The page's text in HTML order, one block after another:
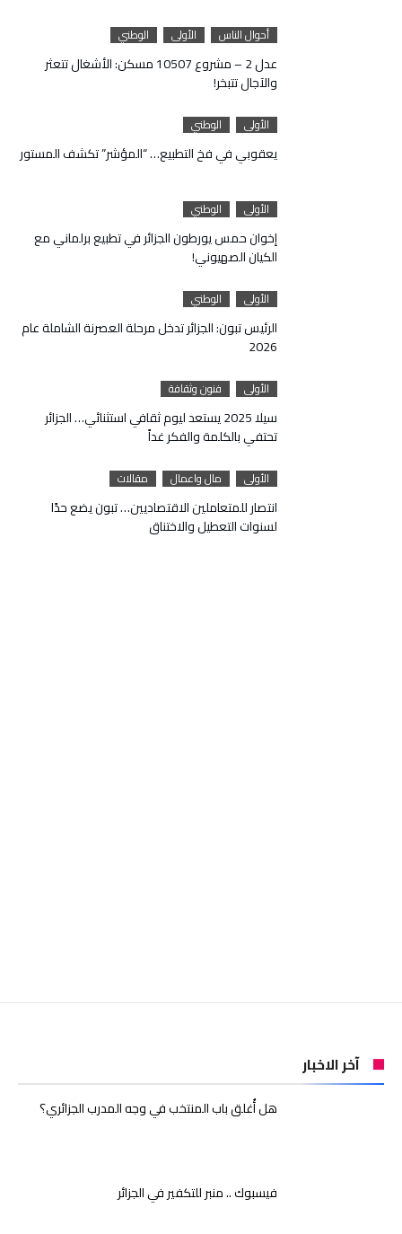
أحوال الناس الأولى الوطني
عدل 2 – مشروع 10507 مسكن: الأشغال تتعثر
والآجال تتبخر!
الأولى الوطني
يعقوبي في فخ التطبيع… “المؤشر” تكشف المستور
الأولى الوطني
إخوان حمس يورطون الجزائر في تطبيع برلماني مع
الكيان الصهيوني!
الأولى الوطني
الرئيس تبون: الجزائر تدخل مرحلة العصرنة الشاملة عام
2026
الأولى فنون وثقافة
سيلا 2025 يستعد ليوم ثقافي استثنائي… الجزائر
تحتفي بالكلمة والفكر غداً
الأولى مال واعمال مقالات
انتصار للمتعاملين الاقتصاديين… تبون يضع حدًا
لسنوات التعطيل والاختناق
آخر الاخبار
هل أُغلق باب المنتخب في وجه المدرب الجزائري؟
فيسبوك .. منبر للتكفير في الجزائر